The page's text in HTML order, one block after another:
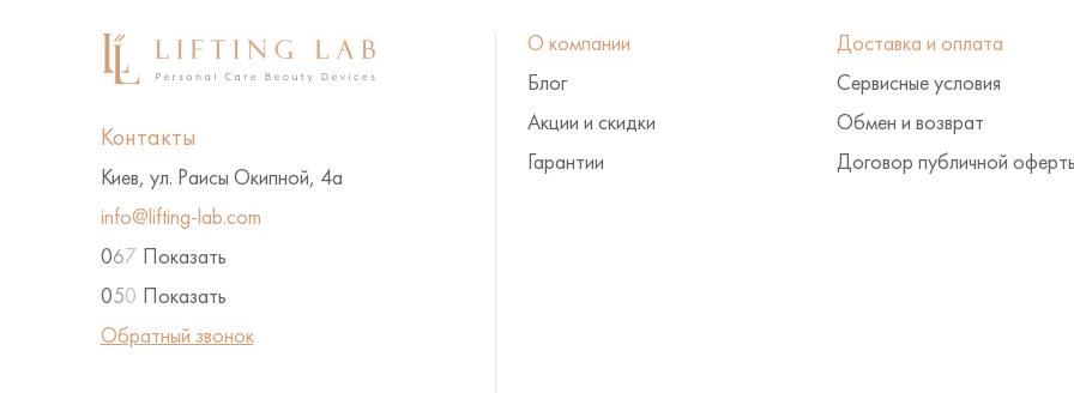
Контакты
Киев, ул. Раисы Окипной, 4а
info@lifting-lab.com
067 Показать
050 Показать
Обратный звонок
О компании
Блог
Акции и скидки
Гарантии
Доставка и оплата
Сервисные условия
Обмен и возврат
Договор публичной